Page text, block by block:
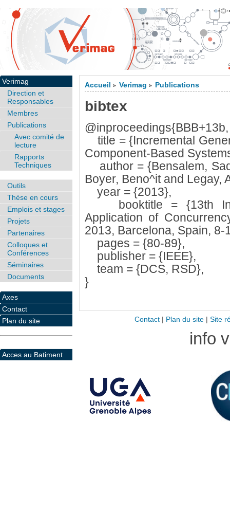
Accueil > Verimag > Publications
bibtex
@inproceedings{BBB+13b,
title = {Incremental
Component-Based
author = {Bensalem,
Boyer, Beno^it and Legay,
year = {2013},
booktitle = {13th
Application of
2013, Barcelona, Spain, 8-
pages = {80-89},
publisher = {IEEE},
team = {DCS, RSD},
}
Verimag
Direction et
Responsables
Membres
Publications
Avec comité de
lecture
Rapports
Techniques
Outils
Thèse en cours
Emplois et stages
Projets
Partenaires
Colloques et
Conférences
Séminaires
Documents
Axes
Contact
Plan du site
Acces au Batiment
Contact| Plan du site| Site
info